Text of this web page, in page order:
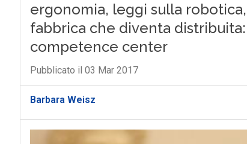
ergonomia, leggi sulla
fabbrica che diventa
competence center
Pubblicato il 03 Mar 2017
Barbara Weisz